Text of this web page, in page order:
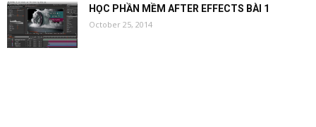
HỌC PHẦN MỀM AFTER EFFECTS BÀI 1
October 25, 2014